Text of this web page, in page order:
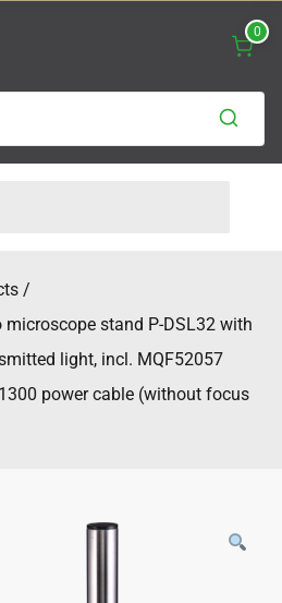
0
stand P-DSL32 with
light, incl. MQF52057
power cable (without focus